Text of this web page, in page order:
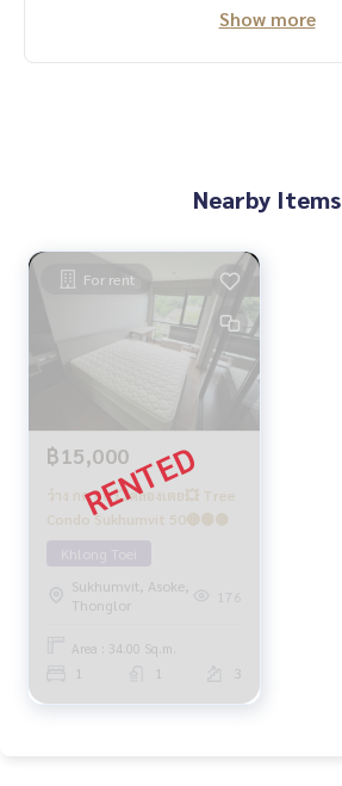
Show more
Nearby Items
For rent
฿15,000
ว่าง กค 68 💥คลองเตย💥 Tree
Condo Sukhumvit 50🔴🟢🟡
Sukhumvit, Asoke,
Thonglor
176
Area : 34.00 Sq.m.
1 1 3